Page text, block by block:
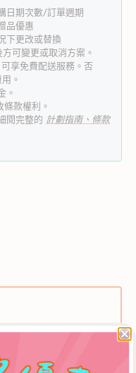
日期次數/訂單週期
品優惠
下更改或替換
可變更或取消方案。
享免費配送服務。否
。
。
款權利。
閱完整的 計劃指南、條款
【鴨脷洲店】自取。
擇【WNP 門市自